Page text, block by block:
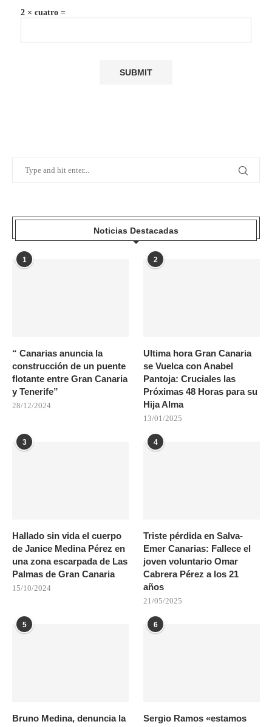
2 × cuatro =
Noticias Destacadas
1
“ Canarias anuncia la
construcción de un puente
flotante entre Gran Canaria
y Tenerife”
28/12/2024
2
Ultima hora Gran Canaria
se Vuelca con Anabel
Pantoja: Cruciales las
Próximas 48 Horas para su
Hija Alma
13/01/2025
3
Hallado sin vida el cuerpo
de Janice Medina Pérez en
una zona escarpada de Las
Palmas de Gran Canaria
15/10/2024
4
Triste pérdida en Salva-
Emer Canarias: Fallece el
joven voluntario Omar
Cabrera Pérez a los 21
años
21/05/2025
5
Bruno Medina, denuncia la
6
Sergio Ramos «estamos